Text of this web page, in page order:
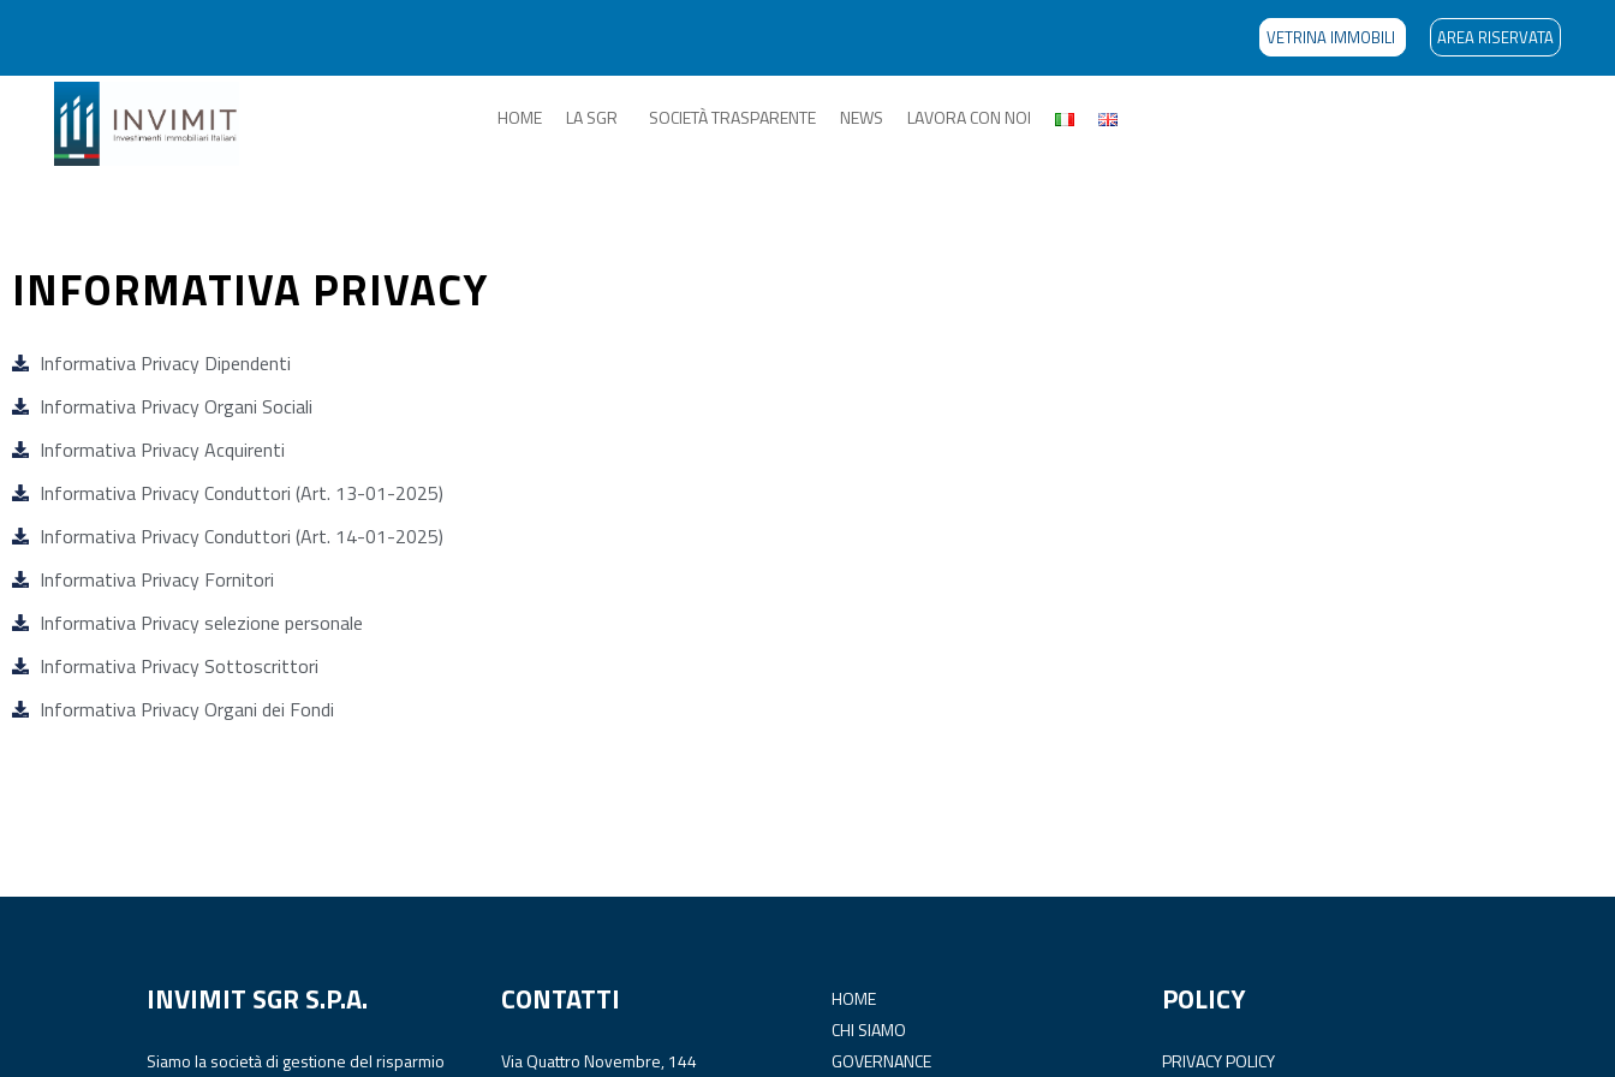
VETRINA IMMOBILI AREA RISERVATA
HOME LA SGR SOCIETÀ TRASPARENTE NEWS LAVORA CON NOI
INFORMATIVA PRIVACY
Informativa Privacy Dipendenti
Informativa Privacy Organi Sociali
Informativa Privacy Acquirenti
Informativa Privacy Conduttori (Art. 13-01-2025)
Informativa Privacy Conduttori (Art. 14-01-2025)
Informativa Privacy Fornitori
Informativa Privacy selezione personale
Informativa Privacy Sottoscrittori
Informativa Privacy Organi dei Fondi
INVIMIT SGR S.P.A.
Siamo la società di gestione del risparmio
CONTATTI
Via Quattro Novembre, 144
HOME
CHI SIAMO
GOVERNANCE
POLICY
PRIVACY POLICY